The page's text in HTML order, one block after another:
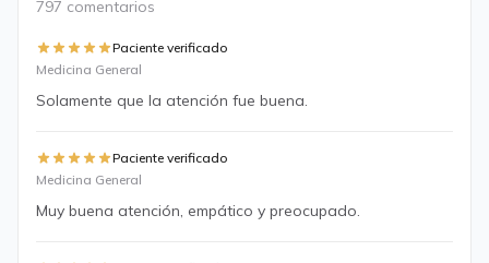
797 comentarios
Paciente verificado
Medicina General
Solamente que la atención fue buena.
Paciente verificado
Medicina General
Muy buena atención, empático y preocupado.